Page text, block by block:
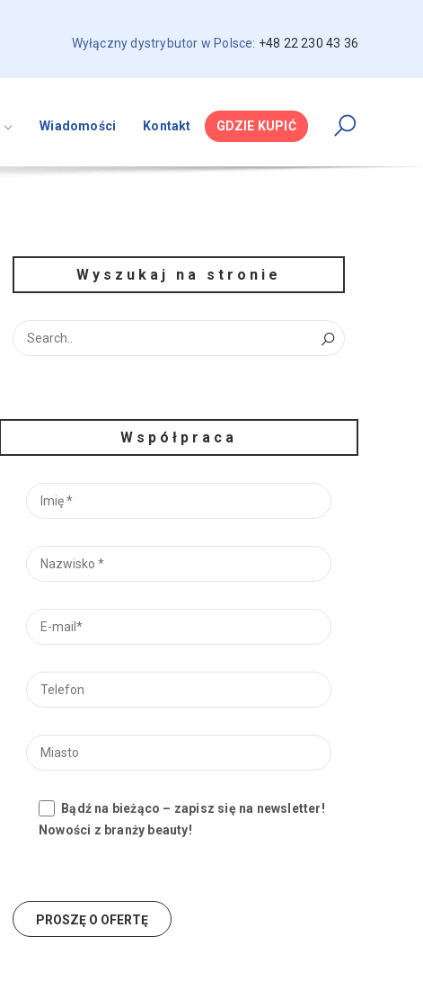
Wyłączny dystrybutor w Polsce: +48 22 230 43 36
Wiadomości Kontakt GDZIE KUPIĆ
Wyszukaj na stronie
Współpraca
Bądź na bieżąco – zapisz się na newsletter!
Nowości z branży beauty!